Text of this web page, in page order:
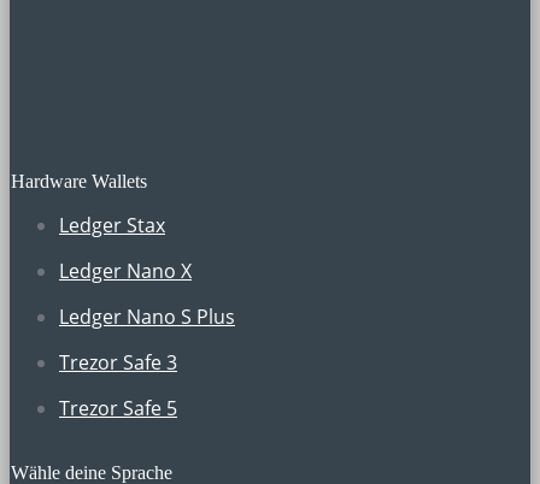
Hardware Wallets
Ledger Stax
Ledger Nano X
Ledger Nano S Plus
Trezor Safe 3
Trezor Safe 5
Wähle deine Sprache